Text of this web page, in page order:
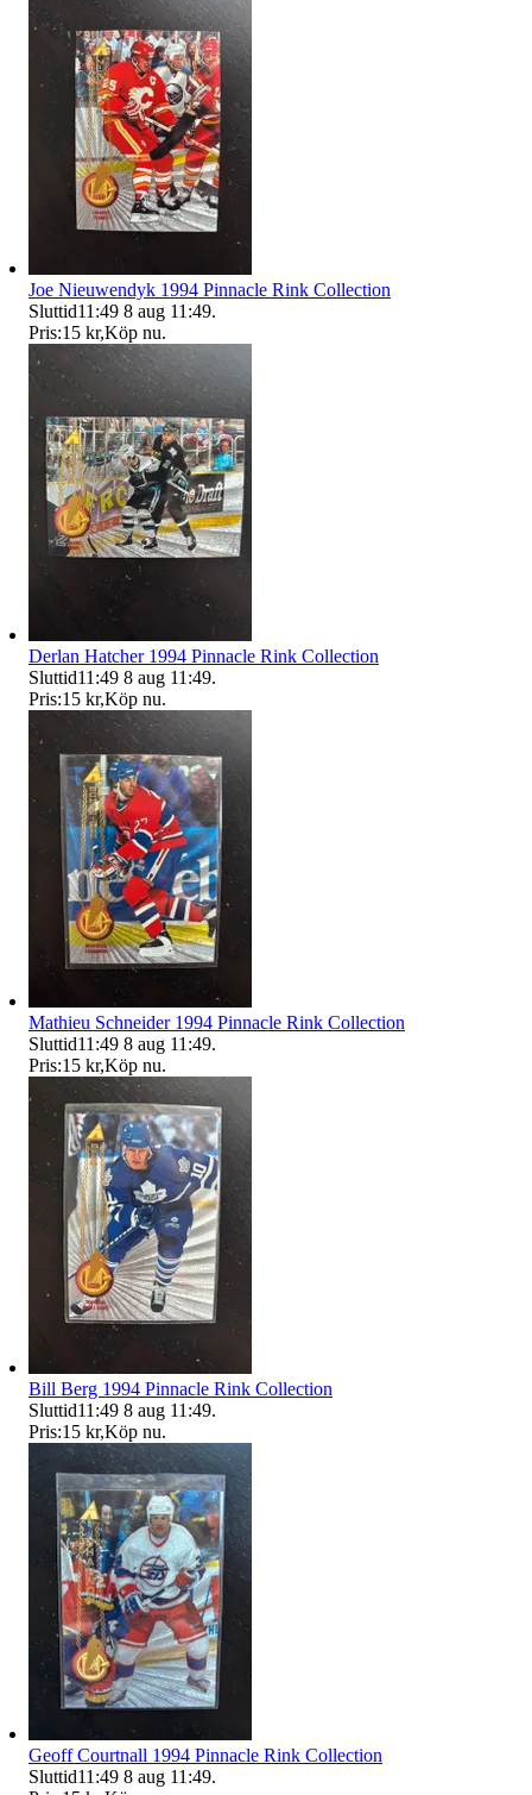
Joe Nieuwendyk 1994 Pinnacle Rink Collection
Sluttid11:49 8 aug 11:49.
Pris:15 kr,Köp nu.
Derlan Hatcher 1994 Pinnacle Rink Collection
Sluttid11:49 8 aug 11:49.
Pris:15 kr,Köp nu.
Mathieu Schneider 1994 Pinnacle Rink Collection
Sluttid11:49 8 aug 11:49.
Pris:15 kr,Köp nu.
Bill Berg 1994 Pinnacle Rink Collection
Sluttid11:49 8 aug 11:49.
Pris:15 kr,Köp nu.
Geoff Courtnall 1994 Pinnacle Rink Collection
Sluttid11:49 8 aug 11:49.